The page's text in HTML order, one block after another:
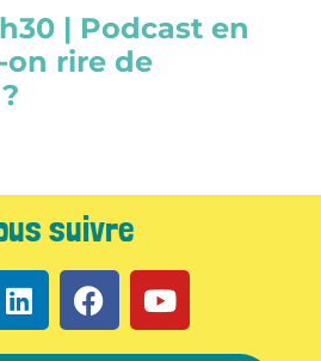
| Podcast en
on rire de
suivre